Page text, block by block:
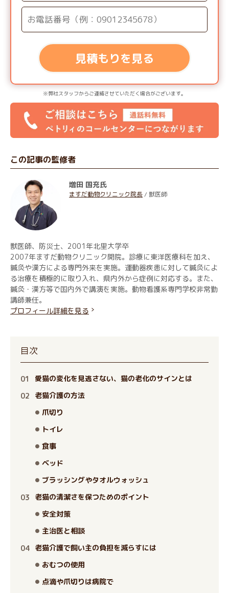
見積もりを見る
※弊社スタッフからご連絡させていただく場合がございます。
この記事の監修者
増田 国充氏
ますだ動物クリニック院長/ 獣医師
獣医師、防災士、2001年北里大学卒
2007年ますだ動物クリニック開院。診療に東洋医療科を加え、
鍼灸や漢方による専門外来を実施。運動器疾患に対して鍼灸によ
る治療を積極的に取り入れ、県内外から症例に対応する。また、
鍼灸・漢方等で国内外で講演を実施。動物看護系専門学校非常勤
講師兼任。
プロフィール詳細を見る
目次
愛猫の変化を見逃さない、猫の老化のサインとは
老猫介護の方法
爪切り
トイレ
食事
ベッド
ブラッシングやタオルウォッシュ
老猫の清潔さを保つためのポイント
安全対策
主治医と相談
老猫介護で飼い主の負担を減らすには
おむつの使用
点滴や爪切りは病院で